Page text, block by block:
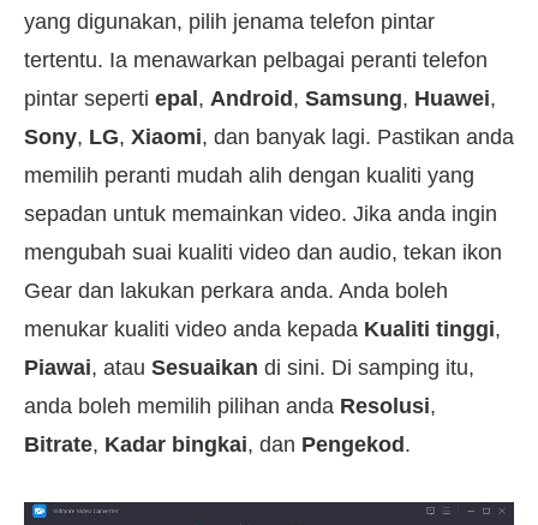
yang digunakan, pilih jenama telefon pintar
tertentu. Ia menawarkan pelbagai peranti telefon
pintar seperti epal, Android, Samsung, Huawei,
Sony, LG, Xiaomi, dan banyak lagi. Pastikan anda
memilih peranti mudah alih dengan kualiti yang
sepadan untuk memainkan video. Jika anda ingin
mengubah suai kualiti video dan audio, tekan ikon
Gear dan lakukan perkara anda. Anda boleh
menukar kualiti video anda kepada Kualiti tinggi,
Piawai, atau Sesuaikan di sini. Di samping itu,
anda boleh memilih pilihan anda Resolusi,
Bitrate, Kadar bingkai, dan Pengekod.